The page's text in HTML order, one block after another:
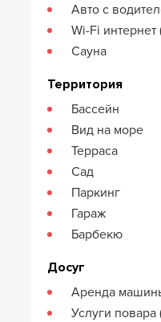
Авто с
Wi-Fi интернет
Сауна
Территория
Бассейн
Вид на море
Терраса
Сад
Паркинг
Гараж
Барбекю
Досуг
Аренда
Услуги повара